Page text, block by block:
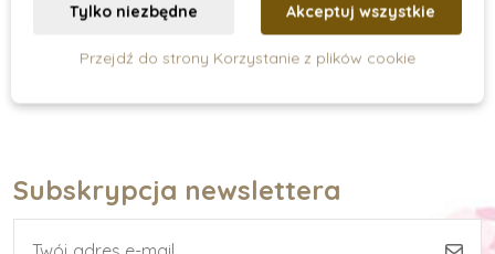
Subskrypcja newslettera
Tylko niezbędne Akceptuj wszystkie
Przejdź do strony Korzystanie z plików cookie